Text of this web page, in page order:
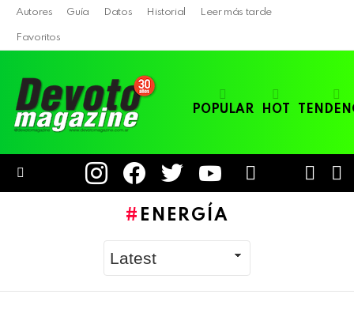
Autores Guía Datos Historial Leer más tarde
Favoritos
POPULAR HOT
instagramfacebooktwitter youtube
SKIN
ENERGÍA